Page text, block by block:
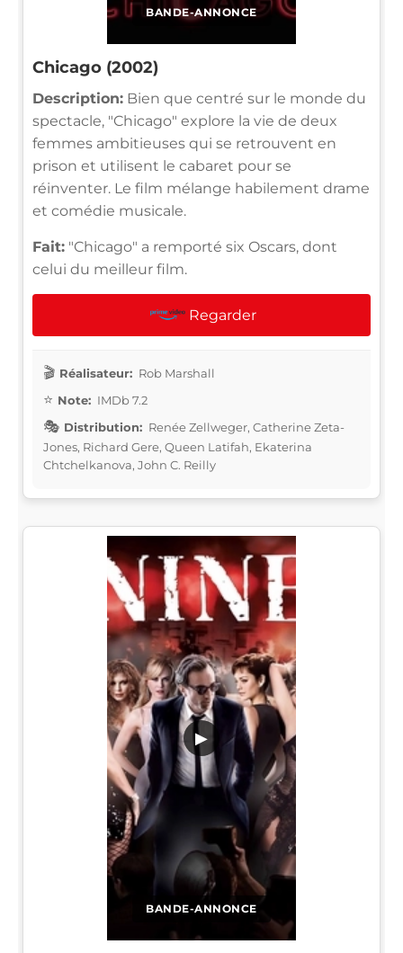
BANDE-ANNONCE
Chicago (2002)
Description: Bien que centré sur le monde du
spectacle, "Chicago" explore la vie de deux
femmes ambitieuses qui se retrouvent en
prison et utilisent le cabaret pour se
réinventer. Le film mélange habilement drame
et comédie musicale.
Fait: "Chicago" a remporté six Oscars, dont
celui du meilleur film.
Regarder
Réalisateur: Rob Marshall
Note: IMDb 7.2
Distribution: Renée Zellweger, Catherine Zeta-
Jones, Richard Gere, Queen Latifah, Ekaterina
Chtchelkanova, John C. Reilly
BANDE-ANNONCE
▶